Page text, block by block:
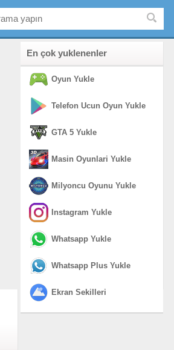
En çok yuklenenler
Oyun Yukle
Telefon Ucun Oyun Yukle
GTA 5 Yukle
Masin Oyunlari Yukle
Milyoncu Oyunu Yukle
Instagram Yukle
Whatsapp Yukle
Whatsapp Plus Yukle
Ekran Sekilleri